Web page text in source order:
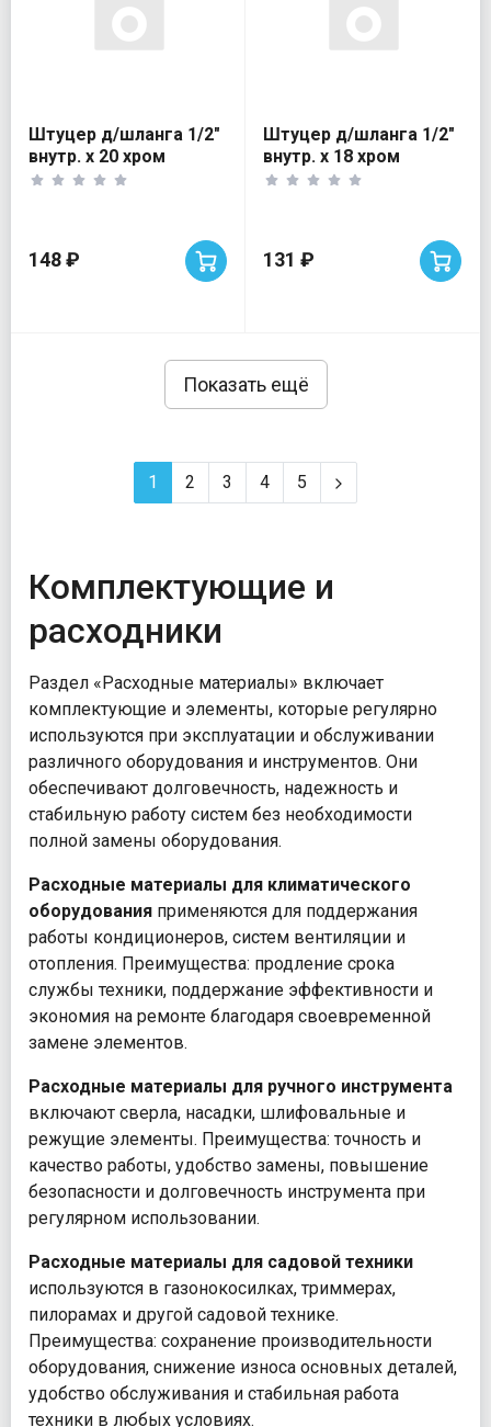
Штуцер д/шланга 1/2"
внутр. х 20 хром
VALTEC
148 ₽
Штуцер д/шланга 1/2"
внутр. х 18 хром
VALTEC
131 ₽
Показать ещё
1 2 3 4 5
Комплектующие и
расходники
Раздел «Расходные материалы» включает
комплектующие и элементы, которые регулярно
используются при эксплуатации и обслуживании
различного оборудования и инструментов. Они
обеспечивают долговечность, надежность и
стабильную работу систем без необходимости
полной замены оборудования.
Расходные материалы для климатического
оборудования применяются для поддержания
работы кондиционеров, систем вентиляции и
отопления. Преимущества: продление срока
службы техники, поддержание эффективности и
экономия на ремонте благодаря своевременной
замене элементов.
Расходные материалы для ручного инструмента
включают сверла, насадки, шлифовальные и
режущие элементы. Преимущества: точность и
качество работы, удобство замены, повышение
безопасности и долговечность инструмента при
регулярном использовании.
Расходные материалы для садовой техники
используются в газонокосилках, триммерах,
пилорамах и другой садовой технике.
Преимущества: сохранение производительности
оборудования, снижение износа основных деталей,
удобство обслуживания и стабильная работа
техники в любых условиях.